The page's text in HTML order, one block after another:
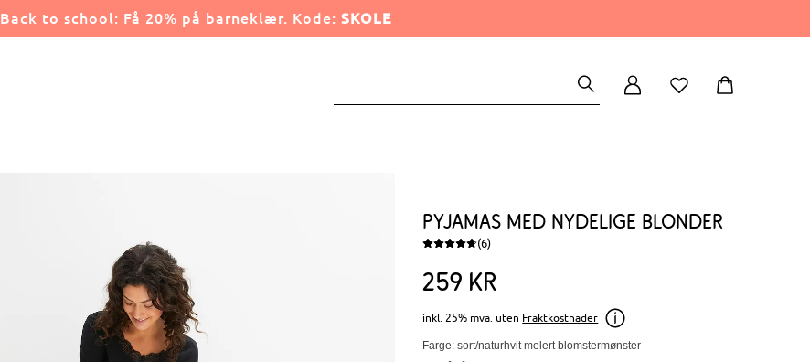
Back to school: Få 20% på barneklær. Kode: SKOLE
Pyjamas med nydelige blonder
(6)
259 kr
inkl. 25% mva. uten Fraktkostnader
Farge: sort/naturhvit melert blomstermønster